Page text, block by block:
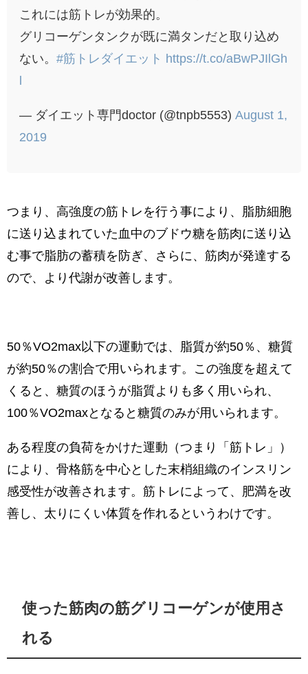
これには筋トレが効果的。
グリコーゲンタンクが既に満タンだと取り込め
ない。 #筋トレダイエット
https://t.co/aBwPJIlGh
— ダイエット専門doctor (@tnpb5553) August 1,
2019
つまり、高強度の筋トレを行う事により、脂肪細胞
に送り込まれていた血中のブドウ糖を筋肉に送り込
む事で脂肪の蓄積を防ぎ、さらに、筋肉が発達する
ので、より代謝が改善します。
50％VO2max以下の運動では、脂質が約50％、糖質
が約50％の割合で用いられます。この強度を超えて
くると、糖質のほうが脂質よりも多く用いられ、
100％VO2maxとなると糖質のみが用いられます。
ある程度の負荷をかけた運動（つまり「筋トレ」）
により、骨格筋を中心とした末梢組織のインスリン
感受性が改善されます。筋トレによって、肥満を改
善し、太りにくい体質を作れるというわけです。
使った筋肉の筋グリコーゲンが使用さ
れる